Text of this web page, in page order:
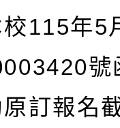
115年5
號
訂報名